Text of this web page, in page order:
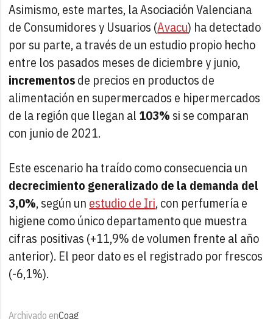
Asimismo, este martes, la Asociación Valenciana
de Consumidores y Usuarios (Avacu) ha detectado
por su parte, a través de un estudio propio hecho
entre los pasados meses de diciembre y junio,
incrementosde precios en productos de
alimentación en supermercados e hipermercados
de la región que llegan al 103% si se comparan
con junio de 2021.
Este escenario ha traído como consecuencia un
decrecimiento generalizado de la demanda del
3,0%, según un estudio de Iri, con perfumería e
higiene como único departamento que muestra
cifras positivas (+11,9% de volumen frente al año
anterior). El peor dato es el registrado por frescos
(-6,1%).
Archivado enCoag